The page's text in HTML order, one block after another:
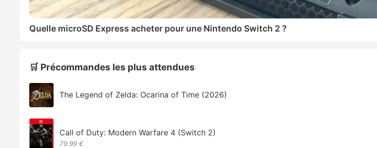
Quelle microSD Express acheter pour une Nintendo Switch 2 ?
🛒 Précommandes les plus attendues
The Legend of Zelda: Ocarina of Time (2026)
Call of Duty: Modern Warfare 4 (Switch 2)
79.99 €